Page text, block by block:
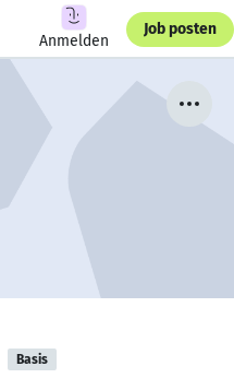
Anmelden
Job posten
Basis